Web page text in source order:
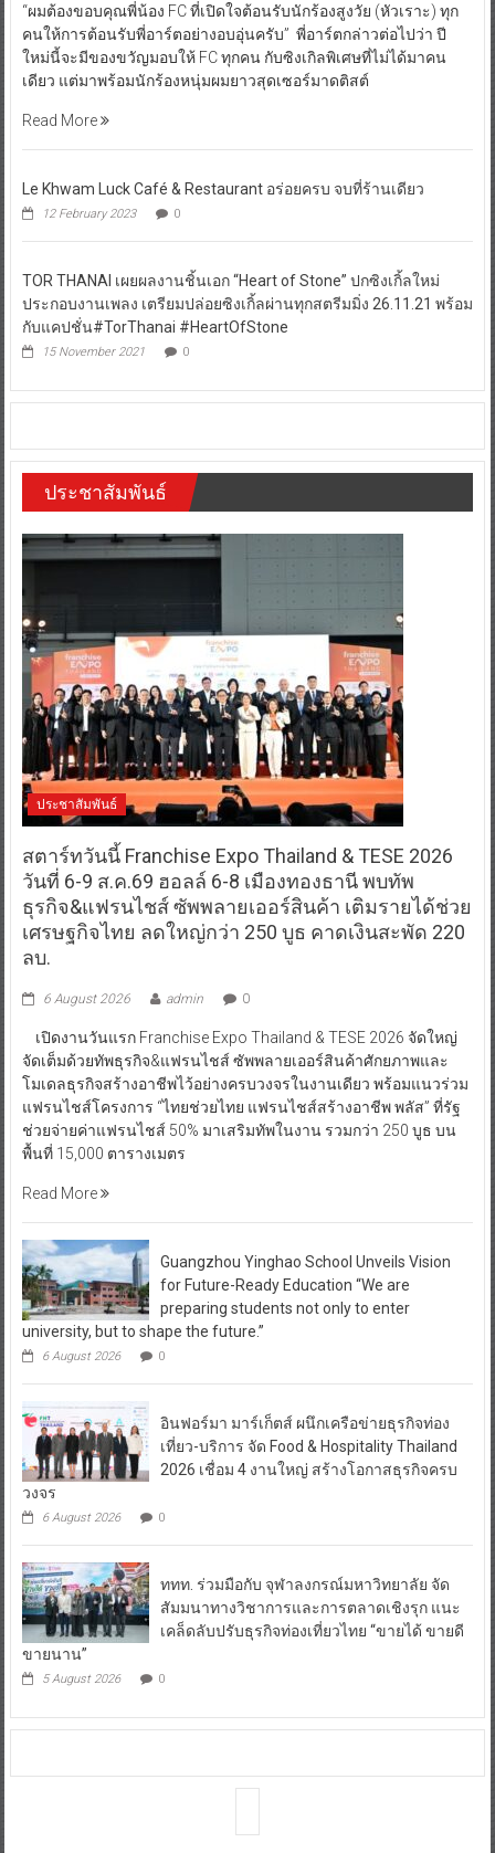
“ผมต้องขอบคุณพี่น้อง FC ที่เปิดใจต้อนรับนักร้องสูงวัย (หัวเราะ) ทุก
คนให้การต้อนรับพี่อาร์ตอย่างอบอุ่นครับ” พี่อาร์ตกล่าวต่อไปว่า ปี
ใหม่นี้จะมีของขวัญมอบให้ FC ทุกคน กับซิงเกิลพิเศษที่ไม่ได้มาคน
เดียว แต่มาพร้อมนักร้องหนุ่มผมยาวสุดเซอร์มาดติสต์
Read More
Le Khwam Luck Café & Restaurant อร่อยครบ จบที่ร้านเดียว
12 February 2023 0
TOR THANAI เผยผลงานชิ้นเอก “Heart of Stone” ปกซิงเกิ้ลใหม่
ประกอบงานเพลง เตรียมปล่อยซิงเกิ้ลผ่านทุกสตรีมมิ่ง 26.11.21 พร้อม
กับแคปชั่น#TorThanai #HeartOfStone
15 November 2021 0
ประชาสัมพันธ์
ประชาสัมพันธ์
สตาร์ทวันนี้ Franchise Expo Thailand & TESE 2026
วันที่ 6-9 ส.ค.69 ฮอลล์ 6-8 เมืองทองธานี พบทัพ
ธุรกิจ&แฟรนไชส์ ซัพพลายเออร์สินค้า เติมรายได้ช่วย
เศรษฐกิจไทย ลดใหญ่กว่า 250 บูธ คาดเงินสะพัด 220
ลบ.
6 August 2026 admin 0
เปิดงานวันแรก Franchise Expo Thailand & TESE 2026 จัดใหญ่
จัดเต็มด้วยทัพธุรกิจ&แฟรนไชส์ ซัพพลายเออร์สินค้าศักยภาพและ
โมเดลธุรกิจสร้างอาชีพไว้อย่างครบวงจรในงานเดียว พร้อมแนวร่วม
แฟรนไชส์โครงการ “ไทยช่วยไทย แฟรนไชส์สร้างอาชีพ พลัส” ที่รัฐ
ช่วยจ่ายค่าแฟรนไชส์ 50% มาเสริมทัพในงาน รวมกว่า 250 บูธ บน
พื้นที่ 15,000 ตารางเมตร
Read More
Guangzhou Yinghao School Unveils Vision
for Future-Ready Education “We are
preparing students not only to enter
university, but to shape the future.”
6 August 2026 0
อินฟอร์มา มาร์เก็ตส์ ผนึกเครือข่ายธุรกิจท่อง
เที่ยว-บริการ จัด Food & Hospitality Thailand
2026 เชื่อม 4 งานใหญ่ สร้างโอกาสธุรกิจครบ
วงจร
6 August 2026 0
ททท. ร่วมมือกับ จุฬาลงกรณ์มหาวิทยาลัย จัด
สัมมนาทางวิชาการและการตลาดเชิงรุก แนะ
เคล็ดลับปรับธุรกิจท่องเที่ยวไทย “ขายได้ ขายดี
ขายนาน”
5 August 2026 0